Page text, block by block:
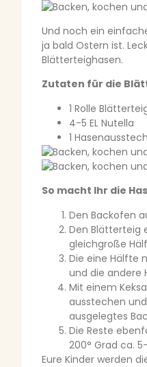
Und noch ein
ja bald Ostern ist.
Blätterteighasen.
Zutaten für die
1 Rolle
4-5 EL Nutella
1
So macht Ihr die
Den Backofen
Den Blätterteig
gleichgroße
Die eine Hälfte
und die andere
Mit einem
ausstechen
ausgelegtes
Die Reste
200° Grad ca.
Eure Kinder werden